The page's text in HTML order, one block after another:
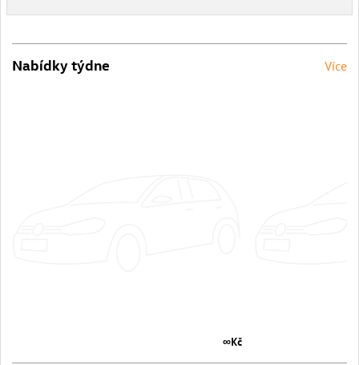
Nabídky týdne Více
∞Kč